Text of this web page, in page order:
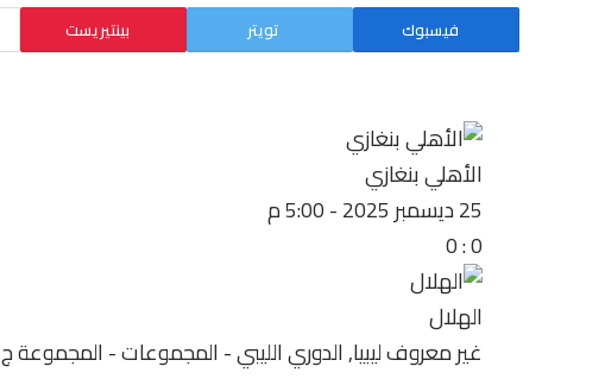
فيسبوك تويتر بينتيريست
الأهلي بنغازي
25 ديسمبر 2025
-5:00 م
0
:
0
الهلال
غير معروفليبيا, الدوري الليبي - المجموعات - المجموعة ج